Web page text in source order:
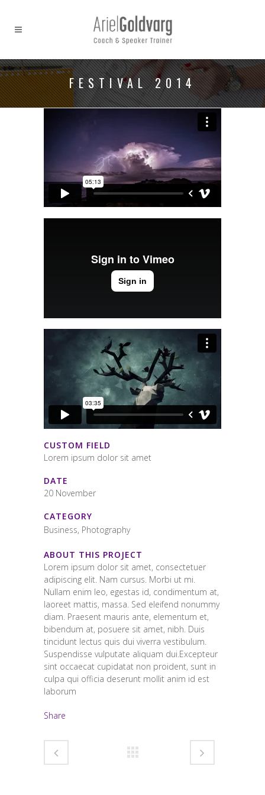
FESTIVAL 2014
CUSTOM FIELD
Lorem ipsum dolor sit amet
DATE
20 November
CATEGORY
Business, Photography
ABOUT THIS PROJECT
Lorem ipsum dolor sit amet, consectetuer
adipiscing elit. Nam cursus. Morbi ut mi.
Nullam enim leo, egestas id, condimentum at,
laoreet mattis, massa. Sed eleifend nonummy
diam. Praesent mauris ante, elementum et,
bibendum at, posuere sit amet, nibh. Duis
tincidunt lectus quis dui viverra vestibulum.
Suspendisse vulputate aliquam dui.Excepteur
sint occaecat cupidatat non proident, sunt in
culpa qui officia deserunt mollit anim id est
laborum
Share